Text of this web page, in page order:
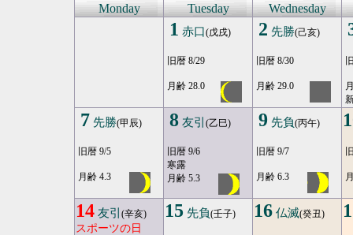
Monday
Tuesday
Wednesday
1 赤口(戊戌)
旧暦 8/29
月齢 28.0
2 先勝(己亥)
旧暦 8/30
月齢 29.0
7 先勝(甲辰)
旧暦 9/5
月齢 4.3
8 友引 (乙巳)
旧暦 9/6
寒露
月齢 5.3
9 先負(丙午)
旧暦 9/7
月齢 6.3
14 友引 (辛亥)
スポーツの日
15 先負(壬子) 16 仏滅(癸丑)